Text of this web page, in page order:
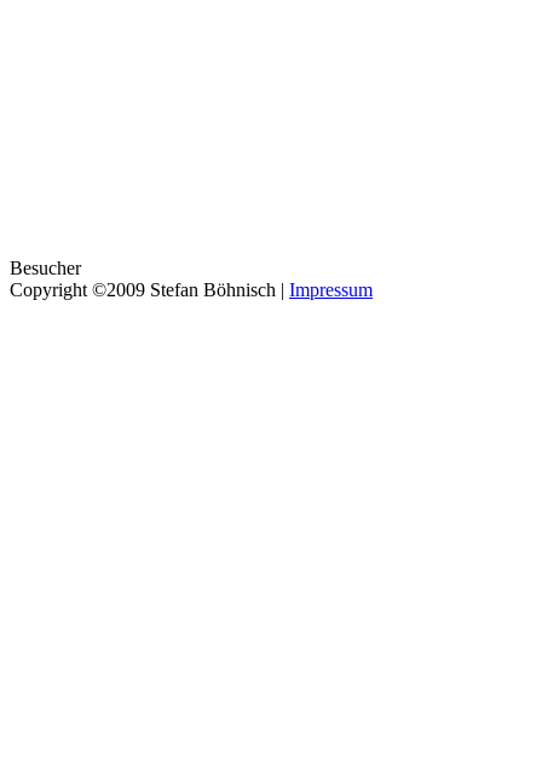
Besucher
Copyright ©2009 Stefan Böhnisch | Impressum